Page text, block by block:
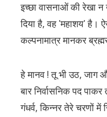
इच्छा वासनाओं की रेखा
दिया है, वह ʹमहाशयʹ
कल्पनामात्र मानकर
हे मानव ! तू भी उठ, जाग
बार निर्वासनिक पद
गंधर्व, किन्नर तेरे चरणों